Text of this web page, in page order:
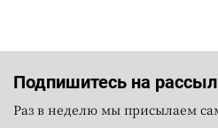
Подпишитесь на
Раз в неделю мы присылаем